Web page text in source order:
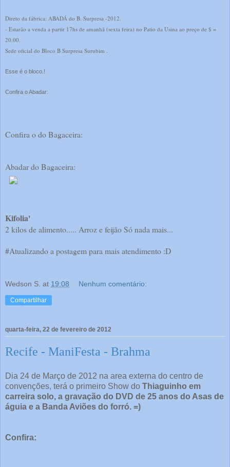
Direto da fábrica: ABADÁ do B. Surpresa -2012.
- Estarão a venda a partir 17hs de amanhã (sexta feira) no Patio da Usina ao preço de $ =
20.00.
Sede oficial do Bloco B Surpresa Surubim .
Esse é o bloco.!
Confira o Abadar:
Confira o do Bagaceira:
Abadar do Bagaceira:
Kifolia'
2 kilos de alimento..... Arroz e feijão Só nada mais...
#Atualizando a postagem para mais atendimento :D
Wedson S. at 19:08 Nenhum comentário:
Compartilhar
quarta-feira, 22 de fevereiro de 2012
Recife - ManiFesta - Brahma
Dia 24 de Março de 2012 na area externa do centro de
convenções, terá o primeiro Show do Thiaguinho em
carreira solo, a gravação do DVD de 25 anos do Asas de
águia e a Banda Aviões do forró. =)
Confira: